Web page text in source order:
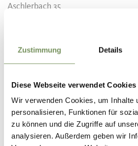
Zustimmung Details
Diese Webseite verwendet Cookies
Wir verwenden Cookies, um Inhalte
personalisieren, Funktionen für
zu können und die Zugriffe auf
analysieren. Außerdem geben wir
Aschlerbach 35
Matunschmied Hof
Aschlerbach 35
T+39 340 546 1835
T+39 340 54 61 835